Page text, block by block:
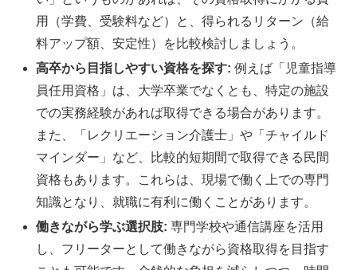
用（学費、受験料など）と、得られるリターン（給
料アップ額、安定性）を比較検討しましょう。
高卒から目指しやすい資格を探す: 例えば「児童指導
員任用資格」は、大学卒業でなくとも、特定の施設
での実務経験があれば取得できる場合があります。
また、「レクリエーション介護士」や「チャイルド
マインダー」など、比較的短期間で取得できる民間
資格もあります。これらは、現場で働く上での専門
知識となり、就職に有利に働くことがあります。
働きながら学ぶ選択肢: 専門学校や通信講座を活用
し、フリーターとして働きながら資格取得を目指す